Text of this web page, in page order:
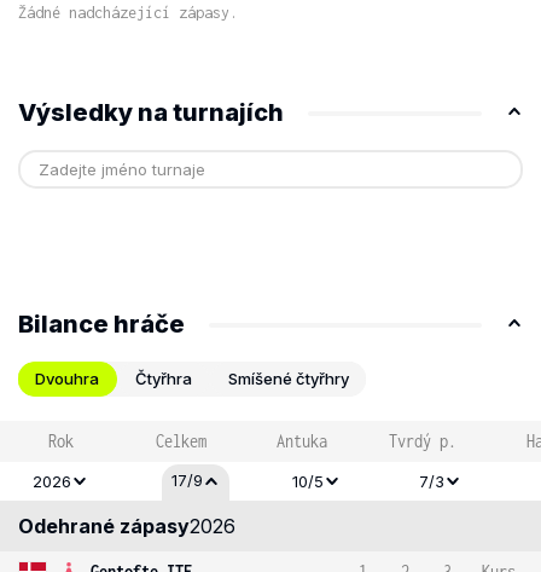
Žádné nadcházející zápasy.
Výsledky na turnajích
Bilance hráče
Dvouhra Čtyřhra Smíšené čtyřhry
Rok Celkem Antuka Tvrdý p.
2026 17/9 10/5 7/3
Odehrané zápasy2026